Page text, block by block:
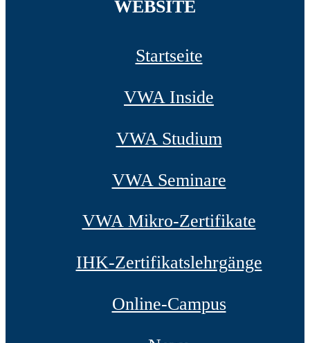
WEBSITE
Startseite
VWA Inside
VWA Studium
VWA Seminare
VWA Mikro-Zertifikate
IHK-Zertifikatslehrgänge
Online-Campus